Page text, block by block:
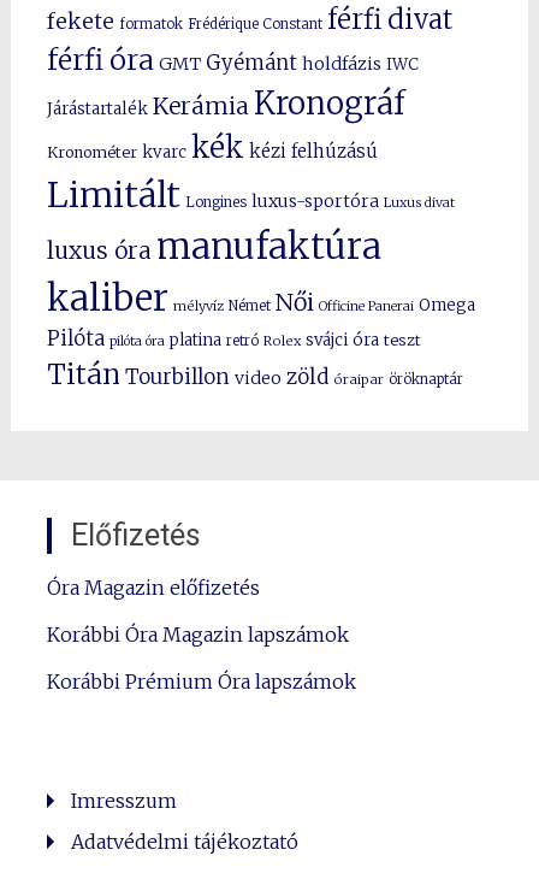
fekete formatok Frédérique Constant férfi divat
férfi óra GMT Gyémánt holdfázis IWC
Járástartalék Kerámia Kronográf
Kronométer kvarc kék kézi felhúzású
Limitált Longines luxus-sportóra Luxus divat
luxus óra manufaktúra
kaliber mélyvíz Német Női Officine Panerai Omega
Pilóta pilóta óra platina retró Rolex svájci óra teszt
Titán Tourbillon video zöld óraipar öröknaptár
Előfizetés
Óra Magazin előfizetés
Korábbi Óra Magazin lapszámok
Korábbi Prémium Óra lapszámok
Imresszum
Adatvédelmi tájékoztató